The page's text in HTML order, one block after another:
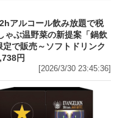
アルコール飲み放題で税
ゃぶ温野菜の新提案「鍋飲
で販売～ソフトドリンク
円
[2026/3/30 23:45:36]